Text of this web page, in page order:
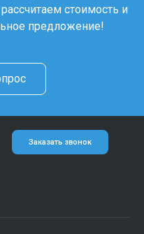
стоимость и
предложение!
Заказать звонок